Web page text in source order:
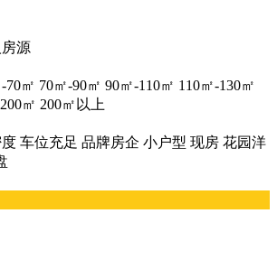
源
70㎡ 70㎡-90㎡ 90㎡-110㎡ 110㎡-130㎡
㎡ 200㎡以上
车位充足 品牌房企 小户型 现房 花园洋